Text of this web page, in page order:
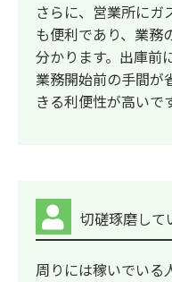
さらに、営業所にガ
も便利であり、業務
分かります。出庫前
業務開始前の手間が
きる利便性が高いで
切磋琢磨して
周りには稼いでいる